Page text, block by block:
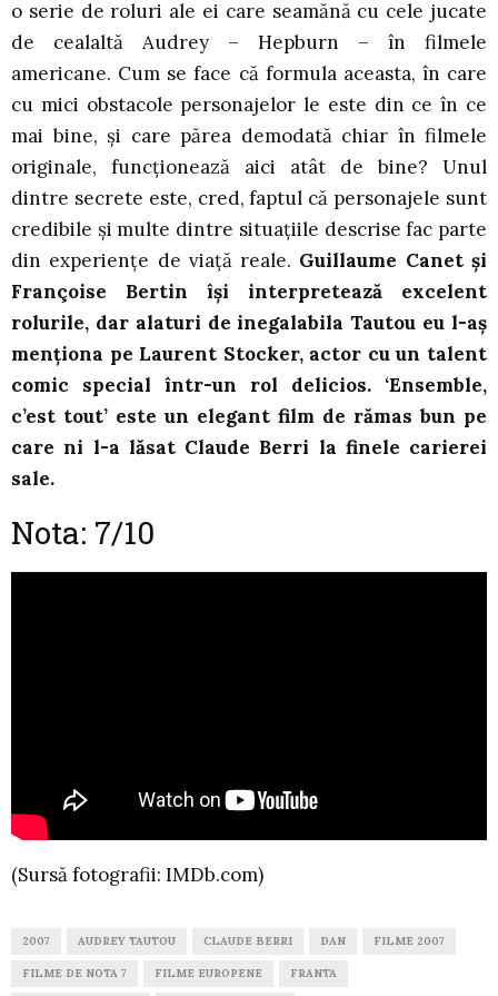
o serie de roluri ale ei care seamănă cu cele jucate
de cealaltă Audrey – Hepburn – în filmele
americane. Cum se face că formula aceasta, în care
cu mici obstacole personajelor le este din ce în ce
mai bine, și care părea demodată chiar în filmele
originale, funcționează aici atât de bine? Unul
dintre secrete este, cred, faptul că personajele sunt
credibile și multe dintre situațiile descrise fac parte
din experiențe de viață reale. Guillaume Canet și
Françoise Bertin își interpretează excelent
rolurile, dar alaturi de inegalabila Tautou eu l-aș
menționa pe Laurent Stocker, actor cu un talent
comic special într-un rol delicios. ‘Ensemble,
c’est tout’ este un elegant film de rămas bun pe
care ni l-a lăsat Claude Berri la finele carierei
sale.
Nota: 7/10
(Sursă fotografii: IMDb.com)
2007 AUDREY TAUTOU CLAUDE BERRI DAN FILME 2007
FILME DE NOTA 7 FILME EUROPENE FRANTA